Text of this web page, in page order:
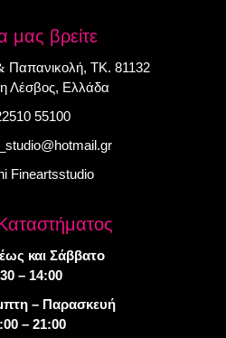
μας βρείτε
Παπανικολή, ΤΚ. 81132
Λέσβος, Ελλάδα
55100
Fineartsstudio
και Σάββατο
– 14:00
– Παρασκευή
– 21:00